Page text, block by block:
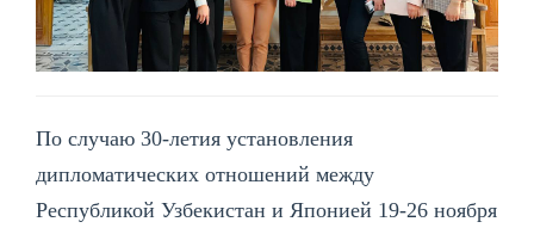
По случаю 30-летия установления
дипломатических отношений между
Республикой Узбекистан и Японией 19-26 ноября